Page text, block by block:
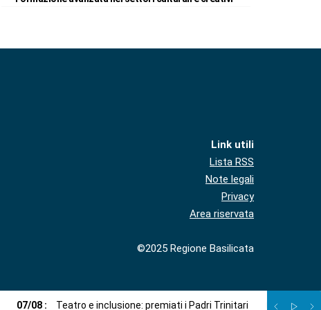
Link utili
Lista RSS
Note legali
Privacy
Area riservata
©2025 Regione Basilicata
07/08 : Teatro e inclusione: premiati i Padri Trinitari 07/ 08: